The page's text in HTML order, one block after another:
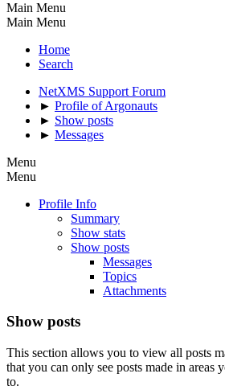
Main Menu
Main Menu
Home
Search
NetXMS Support Forum
► Profile of Argonauts
► Show posts
► Messages
Menu
Menu
Profile Info
Summary
Show stats
Show posts
Messages
Topics
Attachments
Show posts
This section allows you to view all posts
that you can only see posts made in areas
to.